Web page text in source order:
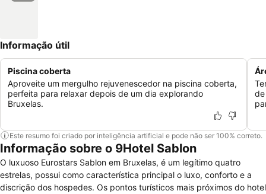
Informação útil
Piscina coberta
Aproveite um mergulho rejuvenescedor na piscina coberta,
perfeita para relaxar depois de um dia explorando
Bruxelas.
Este resumo foi criado por inteligência artificial e pode não ser 100% correto.
Informação sobre o 9Hotel Sablon
O luxuoso Eurostars Sablon em Bruxelas, é um legítimo quatro
estrelas, possui como característica principal o luxo, conforto e a
discrição dos hospedes. Os pontos turísticos mais próximos do hotel